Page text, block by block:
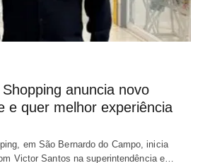
anuncia novo
e quer melhor experiência
em São Bernardo do Campo, inicia
Victor Santos na superintendência e…